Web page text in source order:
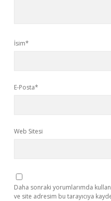
İsim*
E-Posta*
Web Sitesi
Daha sonraki yorumlarımda
ve site adresim bu tarayıcıya